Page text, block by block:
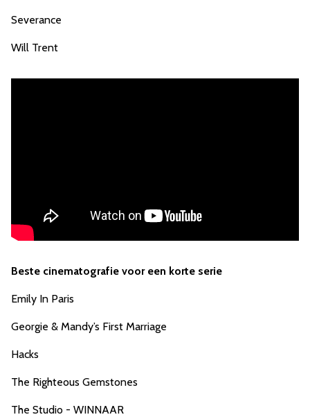
Severance
Will Trent
Beste cinematografie voor een korte serie
Emily In Paris
Georgie & Mandy’s First Marriage
Hacks
The Righteous Gemstones
The Studio - WINNAAR